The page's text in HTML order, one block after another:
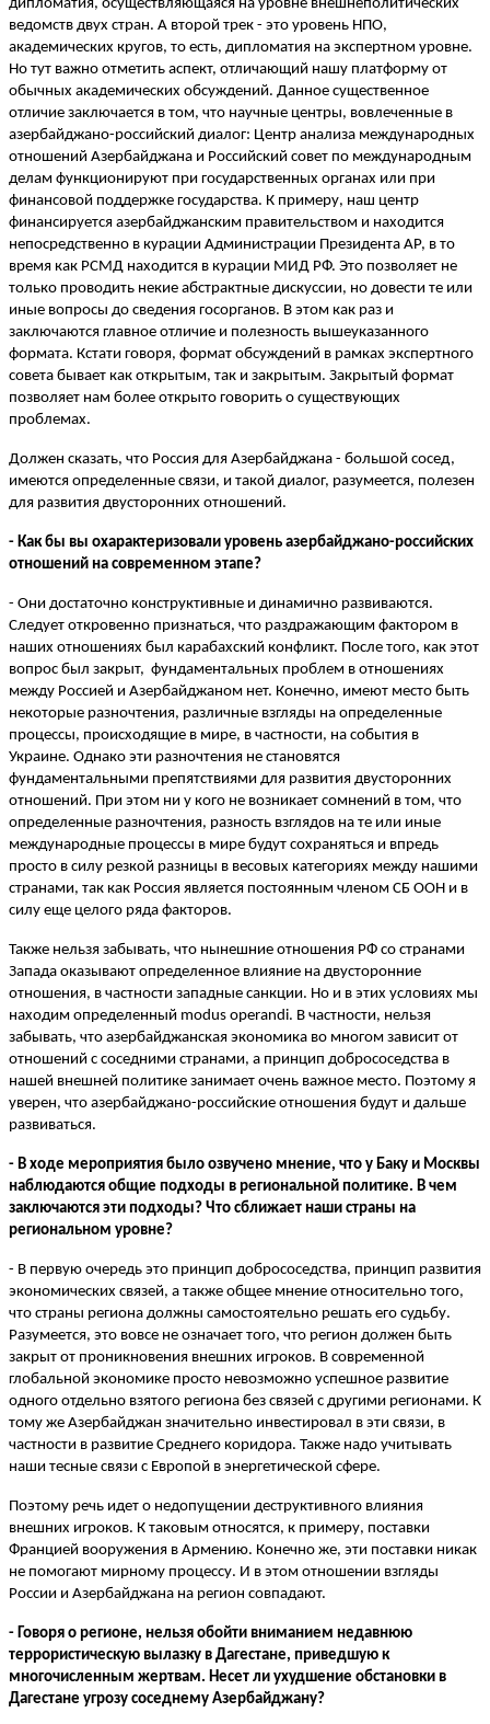
дипломатия, осуществляющаяся на уровне внешнеполитических
ведомств двух стран. А второй трек - это уровень НПО,
академических кругов, то есть, дипломатия на экспертном уровне.
Но тут важно отметить аспект, отличающий нашу платформу от
обычных академических обсуждений. Данное существенное
отличие заключается в том, что научные центры, вовлеченные в
азербайджано-российский диалог: Центр анализа международных
отношений Азербайджана и Российский совет по международным
делам функционируют при государственных органах или при
финансовой поддержке государства. К примеру, наш центр
финансируется азербайджанским правительством и находится
непосредственно в курации Администрации Президента АР, в то
время как РСМД находится в курации МИД РФ. Это позволяет не
только проводить некие абстрактные дискуссии, но довести те или
иные вопросы до сведения госорганов. В этом как раз и
заключаются главное отличие и полезность вышеуказанного
формата. Кстати говоря, формат обсуждений в рамках экспертного
совета бывает как открытым, так и закрытым. Закрытый формат
позволяет нам более открыто говорить о существующих
проблемах.
Должен сказать, что Россия для Азербайджана - большой сосед,
имеются определенные связи, и такой диалог, разумеется, полезен
для развития двусторонних отношений.
- Как бы вы охарактеризовали уровень азербайджано-российских
отношений на современном этапе?
- Они достаточно конструктивные и динамично развиваются.
Следует откровенно признаться, что раздражающим фактором в
наших отношениях был карабахский конфликт. После того, как этот
вопрос был закрыт, фундаментальных проблем в отношениях
между Россией и Азербайджаном нет. Конечно, имеют место быть
некоторые разночтения, различные взгляды на определенные
процессы, происходящие в мире, в частности, на события в
Украине. Однако эти разночтения не становятся
фундаментальными препятствиями для развития двусторонних
отношений. При этом ни у кого не возникает сомнений в том, что
определенные разночтения, разность взглядов на те или иные
международные процессы в мире будут сохраняться и впредь
просто в силу резкой разницы в весовых категориях между нашими
странами, так как Россия является постоянным членом СБ ООН и в
силу еще целого ряда факторов.
Также нельзя забывать, что нынешние отношения РФ со странами
Запада оказывают определенное влияние на двусторонние
отношения, в частности западные санкции. Но и в этих условиях мы
находим определенный modus operandi. В частности, нельзя
забывать, что азербайджанская экономика во многом зависит от
отношений с соседними странами, а принцип добрососедства в
нашей внешней политике занимает очень важное место. Поэтому я
уверен, что азербайджано-российские отношения будут и дальше
развиваться.
- В ходе мероприятия было озвучено мнение, что у Баку и Москвы
наблюдаются общие подходы в региональной политике. В чем
заключаются эти подходы? Что сближает наши страны на
региональном уровне?
- В первую очередь это принцип добрососедства, принцип развития
экономических связей, а также общее мнение относительно того,
что страны региона должны самостоятельно решать его судьбу.
Разумеется, это вовсе не означает того, что регион должен быть
закрыт от проникновения внешних игроков. В современной
глобальной экономике просто невозможно успешное развитие
одного отдельно взятого региона без связей с другими регионами. К
тому же Азербайджан значительно инвестировал в эти связи, в
частности в развитие Среднего коридора. Также надо учитывать
наши тесные связи с Европой в энергетической сфере.
Поэтому речь идет о недопущении деструктивного влияния
внешних игроков. К таковым относятся, к примеру, поставки
Францией вооружения в Армению. Конечно же, эти поставки никак
не помогают мирному процессу. И в этом отношении взгляды
России и Азербайджана на регион совпадают.
- Говоря о регионе, нельзя обойти вниманием недавнюю
террористическую вылазку в Дагестане, приведшую к
многочисленным жертвам. Несет ли ухудшение обстановки в
Дагестане угрозу соседнему Азербайджану?